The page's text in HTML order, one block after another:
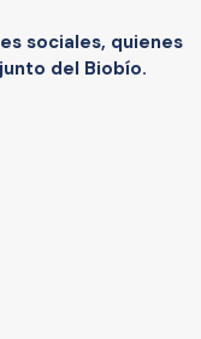
sociales, quienes
del Biobío.